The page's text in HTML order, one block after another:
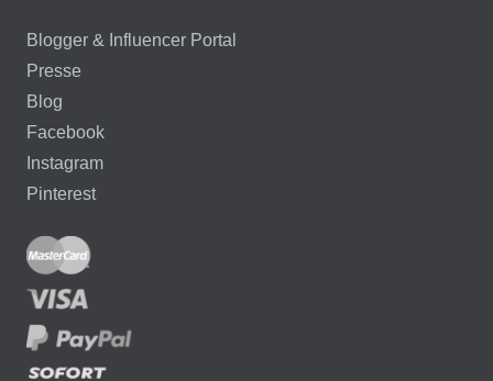
Blogger & Influencer Portal
Presse
Blog
Facebook
Instagram
Pinterest